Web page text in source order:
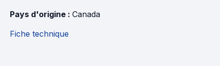
Pays d'origine : Canada
Fiche technique